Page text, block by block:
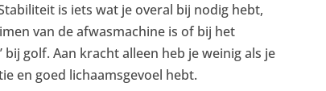
is iets wat je overal bij nodig hebt,
van de afwasmachine is of bij het
bij golf. Aan kracht alleen heb je weinig als je
en goed lichaamsgevoel hebt.